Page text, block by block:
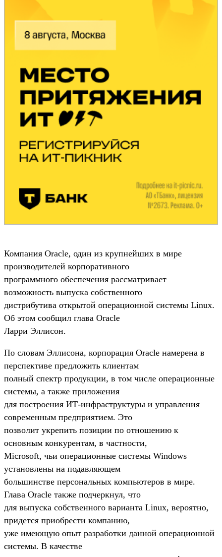
Компания Oracle, один из крупнейших в мире
производителей корпоративного
программного обеспечения рассматривает
возможность выпуска собственного
дистрибутива открытой операционной системы Linux.
Об этом сообщил глава Oracle
Ларри Эллисон.
По словам Эллисона, корпорация Oracle намерена в
перспективе предложить клиентам
полный спектр продукции, в том числе операционные
системы, а также приложения
для построения ИТ-инфраструктуры и управления
современным предприятием. Это
позволит укрепить позиции по отношению к
основным конкурентам, в частности,
Microsoft, чьи операционные системы Windows
установлены на подавляющем
большинстве персональных компьютеров в мире.
Глава Oracle также подчеркнул, что
для выпуска собственного варианта Linux, вероятно,
придется приобрести компанию,
уже имеющую опыт разработки данной операционной
системы. В качестве